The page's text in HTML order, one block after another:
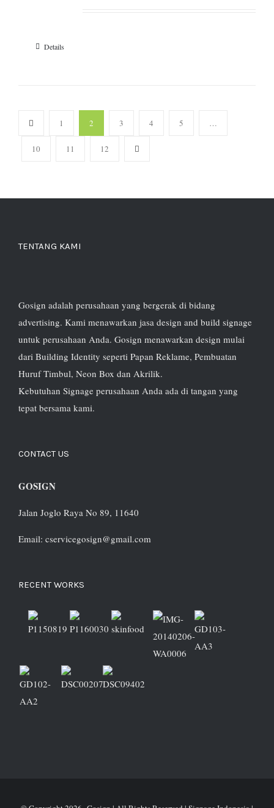
Details
1 2 3 4 5 …
10 11 12
TENTANG KAMI
Gosign adalah perusahaan yang bergerak di bidang
advertising. Kami menawarkan jasa design and build signage
untuk perusahaan Anda. Gosign menawarkan design mulai
dari Building Identity seperti Papan Reklame, Pembuatan
Huruf Timbul, Neon Box dan Akrilik.
Kebutuhan Signage perusahaan Anda ada di tangan yang
tepat bersama kami.
CONTACT US
GOSIGN
Jalan Joglo Raya No 89, 11640
Email: cservicegosign@gmail.com
RECENT WORKS